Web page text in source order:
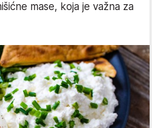
mase, koja je važna za